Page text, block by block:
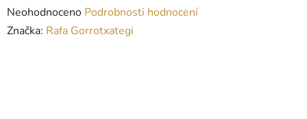
Průměrné
hodnocení
Neohodnoceno Podrobnosti hodnocení
Značka: Rafa Gorrotxategi